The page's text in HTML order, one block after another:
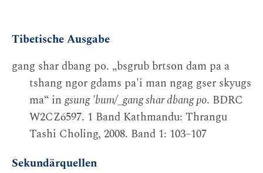
Tibetische Ausgabe
gang shar dbang po. „bsgrub brtson dam pa a
tshang ngor gdams pa'i man ngag gser skyugs
ma“ ingsung 'bum/_gang shar dbang po. BDRC
W2CZ6597. 1 Band Kathmandu: Thrangu
Tashi Choling, 2008. Band 1: 103–107
Sekundärquellen